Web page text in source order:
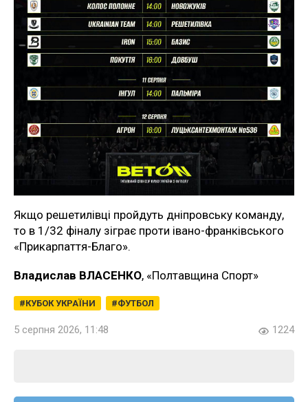
Якщо решетилівці пройдуть дніпровську команду,
то в 1/32 фіналу зіграє проти івано-франківського
«Прикарпаття-Благо».
Владислав ВЛАСЕНКО, «Полтавщина Спорт»
КУБОК УКРАЇНИ ФУТБОЛ
5 серпня 2026, 11:48 1224